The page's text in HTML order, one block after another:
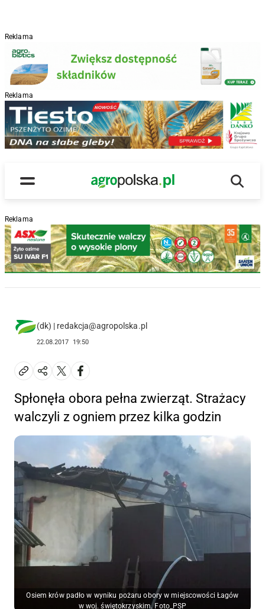
Reklama
Reklama
Menu
Main Logo
Reklama
(dk) | redakcja@agropolska.pl
22.08.2017 19:50
Spłonęła obora pełna zwierząt. Strażacy
walczyli z ogniem przez kilka godzin
Osiem krów padło w wyniku pożaru obory w miejscowości Łagów
w woj. świętokrzyskim. Foto_PSP